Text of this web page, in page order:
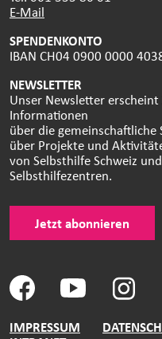
E-Mail
SPENDENKONTO
IBAN CH04 0900 0000
NEWSLETTER
Unser Newsletter
Informationen
über die
über Projekte und
von Selbsthilfe Schweiz
Selbsthilfezentren.
Jetzt abonnieren
IMPRESSUM